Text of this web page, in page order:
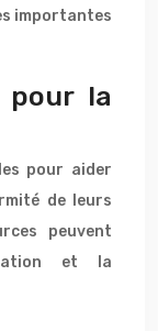
importantes
pour la
pour aider
de leurs
peuvent
et la